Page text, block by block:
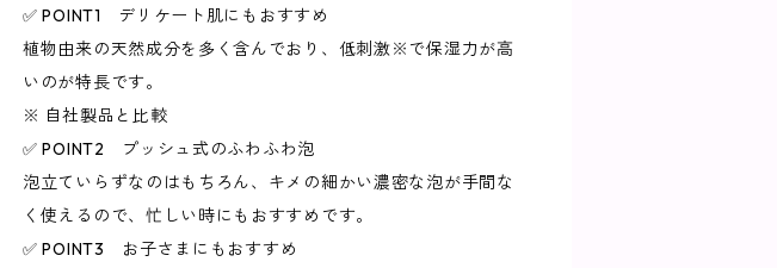
✅ POINT1 デリケート肌にもおすすめ
植物由来の天然成分を多く含んでおり、低刺激※で保湿力が高
いのが特長です。
※ 自社製品と比較
✅ POINT2 プッシュ式のふわふわ泡
泡立ていらずなのはもちろん、キメの細かい濃密な泡が手間な
く使えるので、忙しい時にもおすすめです。
✅ POINT3 お子さまにもおすすめ